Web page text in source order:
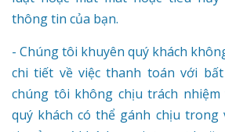
thông tin của bạn.
- Chúng tôi khuyên quý khách
chi tiết về việc thanh toán với
chúng tôi không chịu trách
quý khách có thể gánh chịu